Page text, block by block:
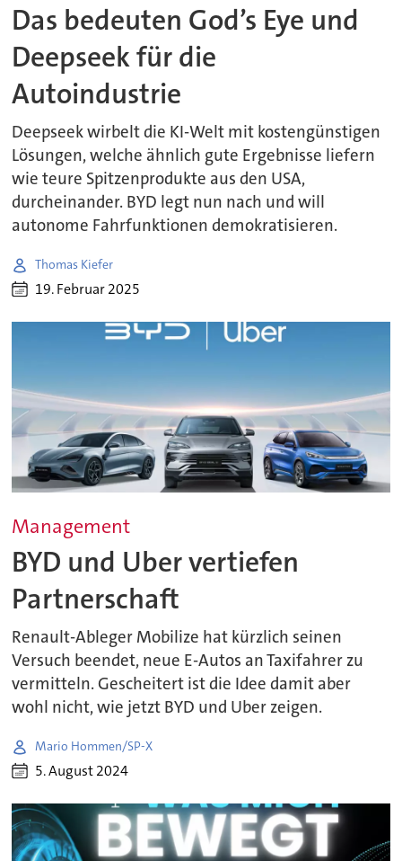
Das bedeuten God’s Eye und
Deepseek für die
Autoindustrie
Deepseek wirbelt die KI-Welt mit kostengünstigen
Lösungen, welche ähnlich gute Ergebnisse liefern
wie teure Spitzenprodukte aus den USA,
durcheinander. BYD legt nun nach und will
autonome Fahrfunktionen demokratisieren.
Thomas Kiefer
19. Februar 2025
Management
BYD und Uber vertiefen
Partnerschaft
Renault-Ableger Mobilize hat kürzlich seinen
Versuch beendet, neue E-Autos an Taxifahrer zu
vermitteln. Gescheitert ist die Idee damit aber
wohl nicht, wie jetzt BYD und Uber zeigen.
Mario Hommen/SP-X
5. August 2024